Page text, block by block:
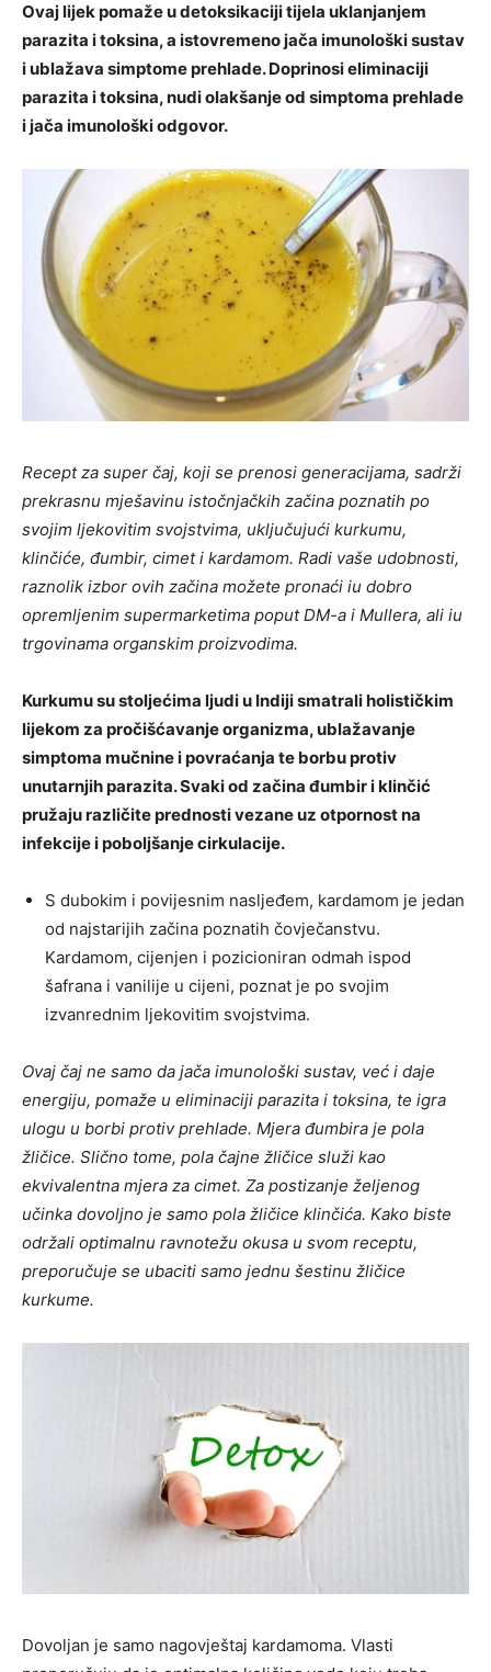
Ovaj lijek pomaže u detoksikaciji tijela uklanjanjem
parazita i toksina, a istovremeno jača imunološki sustav
i ublažava simptome prehlade. Doprinosi eliminaciji
parazita i toksina, nudi olakšanje od simptoma prehlade
i jača imunološki odgovor.
Recept za super čaj, koji se prenosi generacijama, sadrži
prekrasnu mješavinu istočnjačkih začina poznatih po
svojim ljekovitim svojstvima, uključujući kurkumu,
klinčiće, đumbir, cimet i kardamom. Radi vaše udobnosti,
raznolik izbor ovih začina možete pronaći iu dobro
opremljenim supermarketima poput DM-a i Mullera, ali iu
trgovinama organskim proizvodima.
Kurkumu su stoljećima ljudi u Indiji smatrali holističkim
lijekom za pročišćavanje organizma, ublažavanje
simptoma mučnine i povraćanja te borbu protiv
unutarnjih parazita. Svaki od začina đumbir i klinčić
pružaju različite prednosti vezane uz otpornost na
infekcije i poboljšanje cirkulacije.
S dubokim i povijesnim nasljeđem, kardamom je jedan
od najstarijih začina poznatih čovječanstvu.
Kardamom, cijenjen i pozicioniran odmah ispod
šafrana i vanilije u cijeni, poznat je po svojim
izvanrednim ljekovitim svojstvima.
Ovaj čaj ne samo da jača imunološki sustav, već i daje
energiju, pomaže u eliminaciji parazita i toksina, te igra
ulogu u borbi protiv prehlade. Mjera đumbira je pola
žličice. Slično tome, pola čajne žličice služi kao
ekvivalentna mjera za cimet. Za postizanje željenog
učinka dovoljno je samo pola žličice klinčića. Kako biste
održali optimalnu ravnotežu okusa u svom receptu,
preporučuje se ubaciti samo jednu šestinu žličice
kurkume.
Dovoljan je samo nagovještaj kardamoma. Vlasti